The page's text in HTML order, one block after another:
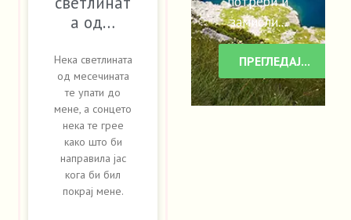
а од…
Нека светлината
од месечината
те упати до
мене, а сонцето
нека те грее
како што би
направила јас
кога би бил
покрај мене.
замисли...
ПРЕГЛЕДАЈ...